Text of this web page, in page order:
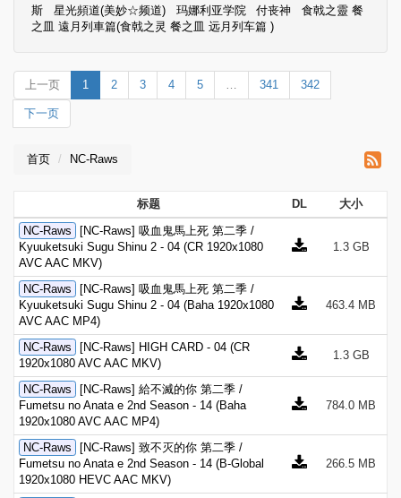
斯
星光頻道(美妙☆频道) 玛娜利亚学院 付丧神
食戟之靈 餐
之皿 遠月列車篇(食戟之灵 餐之皿 远月列车篇 )
上一页 1 2 3 4 5 … 341 342
下一页
首页 NC-Raws
标题 DL
大小
NC-Raws
[NC-Raws] 吸血鬼馬上死 第二季 /
Kyuuketsuki Sugu Shinu 2 - 04 (CR 1920x1080
AVC AAC MKV)
1.3 GB
NC-Raws
[NC-Raws] 吸血鬼馬上死 第二季 /
Kyuuketsuki Sugu Shinu 2 - 04 (Baha 1920x1080
AVC AAC MP4)
463.4 MB
NC-Raws
[NC-Raws] HIGH CARD - 04 (CR
1920x1080 AVC AAC MKV)
1.3 GB
NC-Raws
[NC-Raws] 給不滅的你 第二季 /
Fumetsu no Anata e 2nd Season - 14 (Baha
1920x1080 AVC AAC MP4)
784.0 MB
NC-Raws
[NC-Raws] 致不灭的你 第二季 /
Fumetsu no Anata e 2nd Season - 14 (B-Global
1920x1080 HEVC AAC MKV)
266.5 MB